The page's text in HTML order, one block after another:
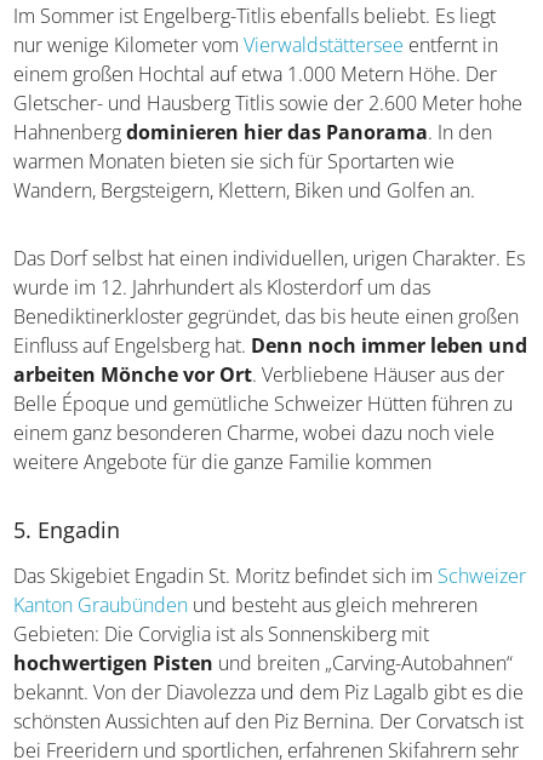
Im Sommer ist Engelberg-Titlis ebenfalls beliebt. Es liegt
nur wenige Kilometer vomVierwaldstättersee entfernt in
einem großen Hochtal auf etwa 1.000 Metern Höhe. Der
Gletscher- und Hausberg Titlis sowie der 2.600 Meter hohe
Hahnenbergdominieren hier das Panorama. In den
warmen Monaten bieten sie sich für Sportarten wie
Wandern, Bergsteigern, Klettern, Biken und Golfen an.
Das Dorf selbst hat einen individuellen, urigen Charakter. Es
wurde im 12. Jahrhundert als Klosterdorf um das
Benediktinerkloster gegründet, das bis heute einen großen
Einfluss auf Engelsberg hat. Denn noch immer leben und
arbeiten Mönche vor Ort. Verbliebene Häuser aus der
Belle Époque und gemütliche Schweizer Hütten führen zu
einem ganz besonderen Charme, wobei dazu noch viele
weitere Angebote für die ganze Familie kommen
5. Engadin
Das Skigebiet Engadin St. Moritz befindet sich im Schweizer
Kanton Graubünden und besteht aus gleich mehreren
Gebieten: Die Corviglia ist als Sonnenskiberg mit
hochwertigen Pisten und breiten „Carving-Autobahnen“
bekannt. Von der Diavolezza und dem Piz Lagalb gibt es die
schönsten Aussichten auf den Piz Bernina. Der Corvatsch ist
bei Freeridern und sportlichen, erfahrenen Skifahrern sehr